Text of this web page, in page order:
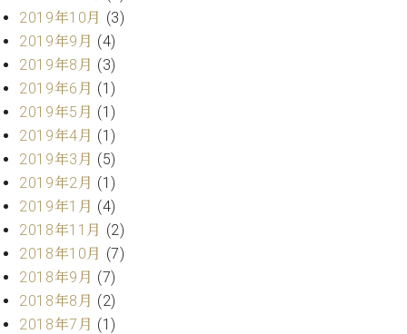
W.
ホ
フ
マ
ン
プ
ロ
フ
ェ
ッ
シ
ョ
ナ
ル
内
(PDF)
お
い
合
わ
せ
本
社
：
八
王
子
2019年10月 (3)
2019年9月 (4)
2019年8月 (3)
2019年6月 (1)
2019年5月 (1)
2019年4月 (1)
2019年3月 (5)
2019年2月 (1)
2019年1月 (4)
2018年11月 (2)
2018年10月 (7)
2018年9月 (7)
2018年8月 (2)
2018年7月 (1)